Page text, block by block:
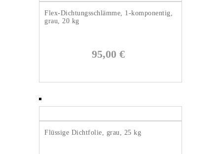
Flex-Dichtungsschlämme, 1-komponentig,
grau, 20 kg
95,00 €
Flüssige Dichtfolie, grau, 25 kg